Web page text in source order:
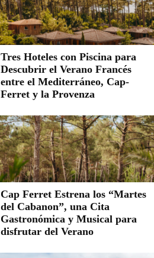
Tres Hoteles con Piscina para
Descubrir el Verano Francés
entre el Mediterráneo, Cap-
Ferret y la Provenza
Cap Ferret Estrena los “Martes
del Cabanon”, una Cita
Gastronómica y Musical para
disfrutar del Verano